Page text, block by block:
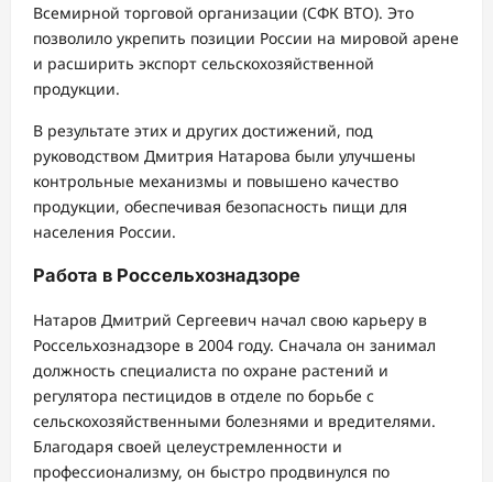
Всемирной торговой организации (СФК ВТО). Это
позволило укрепить позиции России на мировой арене
и расширить экспорт сельскохозяйственной
продукции.
В результате этих и других достижений, под
руководством Дмитрия Натарова были улучшены
контрольные механизмы и повышено качество
продукции, обеспечивая безопасность пищи для
населения России.
Работа в Россельхознадзоре
Натаров Дмитрий Сергеевич начал свою карьеру в
Россельхознадзоре в 2004 году. Сначала он занимал
должность специалиста по охране растений и
регулятора пестицидов в отделе по борьбе с
сельскохозяйственными болезнями и вредителями.
Благодаря своей целеустремленности и
профессионализму, он быстро продвинулся по